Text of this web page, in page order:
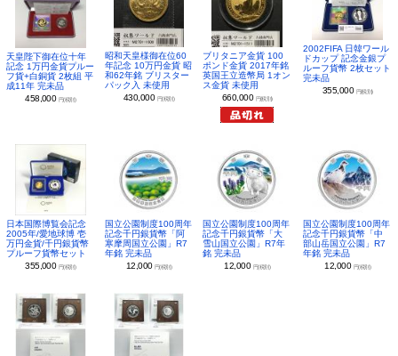
天皇陛下御在位十年
記念 1万円金貨プルー
フ貨+白銅貨 2枚組 平
成11年 完未品
458,000 円(税別)
昭和天皇様御在位60
年記念 10万円金貨 昭
和62年銘 ブリスター
パック入 未使用
430,000 円(税別)
ブリタニア金貨 100
ポンド金貨 2017年銘
英国王立造幣局 1オン
ス金貨 未使用
660,000 円(税別)
2002FIFA 日韓ワール
ドカップ 記念金銀プ
ルーフ貨幣 2枚セット
完未品
355,000 円(税別)
日本国際博覧会記念
2005年/愛地球博 壱
万円金貨/千円銀貨幣
プルーフ貨幣セット
355,000 円(税別)
国立公園制度100周年
記念千円銀貨幣「阿
寒摩周国立公園」R7
年銘 完未品
12,000 円(税別)
国立公園制度100周年
記念千円銀貨幣「大
雪山国立公園」R7年
銘 完未品
12,000 円(税別)
国立公園制度100周年
記念千円銀貨幣「中
部山岳国立公園」R7
年銘 完未品
12,000 円(税別)